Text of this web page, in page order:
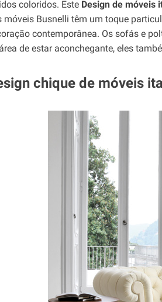
coloridos. Este Design de móveis
móveis Busnelli têm um toque
contemporânea. Os sofás e
de estar aconchegante, eles
chique de móveis